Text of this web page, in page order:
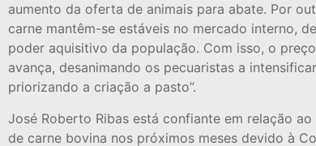
aumento da oferta de animais para abate. Por
carne mantêm-se estáveis no mercado interno,
poder aquisitivo da população. Com isso, o
avança, desanimando os pecuaristas a
priorizando a criação a pasto”.
José Roberto Ribas está confiante em relação
de carne bovina nos próximos meses devido à